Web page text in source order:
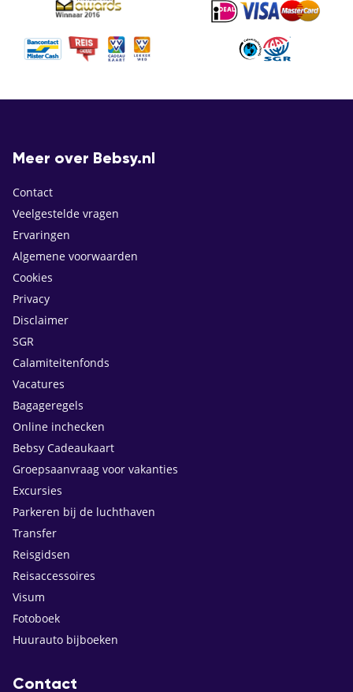
Meer over Bebsy.nl
Contact
Veelgestelde vragen
Ervaringen
Algemene voorwaarden
Cookies
Privacy
Disclaimer
SGR
Calamiteitenfonds
Vacatures
Bagageregels
Online inchecken
Bebsy Cadeaukaart
Groepsaanvraag voor vakanties
Excursies
Parkeren bij de luchthaven
Transfer
Reisgidsen
Reisaccessoires
Visum
Fotoboek
Huurauto bijboeken
Contact